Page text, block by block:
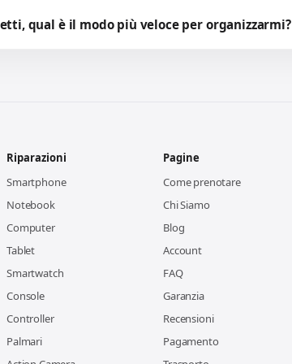
qual è il modo più veloce per organizzarmi?
Riparazioni
Smartphone
Notebook
Computer
Tablet
Smartwatch
Console
Controller
Palmari
Pagine
Come prenotare
Chi Siamo
Blog
Account
FAQ
Garanzia
Recensioni
Pagamento